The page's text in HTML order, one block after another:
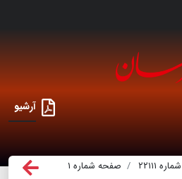
آرشیو
شماره ۲۲۱۱۱ صفحه شماره ۱